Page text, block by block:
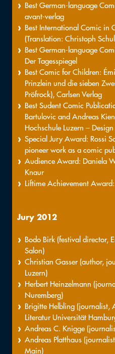
Best German-language
avant-verlag
Best International Comic in
(Translation: Christoph
Best German-language
Der Tagesspiegel
Best Comic for Children:
Prinzlein und die sieben
Pröfrock), Carlsen Verlag
Best Sudent Comic
Bartulovic and Andreas
Hochschule Luzern –
Special Jury Award: Rossi
pioneer work as a comic
Audience Award: Daniela
Knaur
Liftime Achievement
Jury 2012
Bodo Birk (festival director,
Salon)
Christian Gasser (author,
Luzern)
Herbert Heinzelmann
Nuremberg)
Brigitte Helbling (journalist,
Literatur Universität
Andreas C. Knigge
Andreas Platthaus
Main)